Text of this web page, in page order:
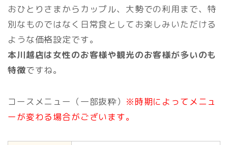
おひとりさまからカップル、大勢での利用まで、特
別なものではなく日常食としてお楽しみいただける
ような価格設定です。
本川越店は女性のお客様や観光のお客様が多いのも
特徴ですね。
コースメニュー（一部抜粋） ※時期によってメニュ
ーが変わる場合がございます。